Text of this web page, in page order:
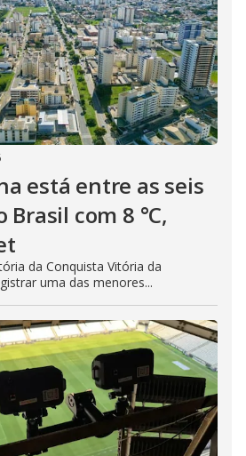
está entre as seis
com 8 °C,
da Conquista Vitória da
uma das menores...